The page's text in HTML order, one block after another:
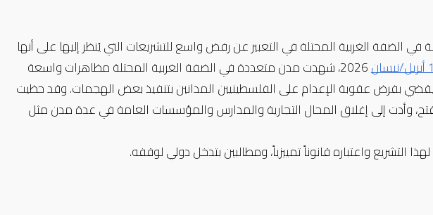
التشريع واعتباره قانوناً تمييزياً، ومطالبين بتدخل دولي لوقفه.